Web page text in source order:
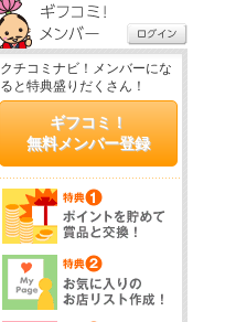
クチコミナビ！メンバーにな
ると特典盛りだくさん！
ギフコミ！
無料メンバー登録